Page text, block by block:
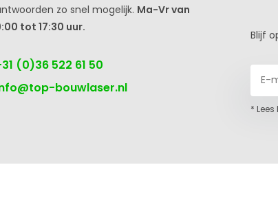
zo snel mogelijk. Ma-Vr van
tot 17:30 uur.
(0)36 522 61 50
bouwlaser.nl
Blijf
*